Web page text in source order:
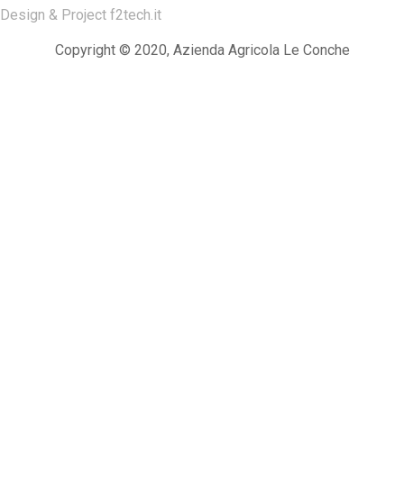
Design & Project f2tech.it
Copyright © 2020, Azienda Agricola Le Conche